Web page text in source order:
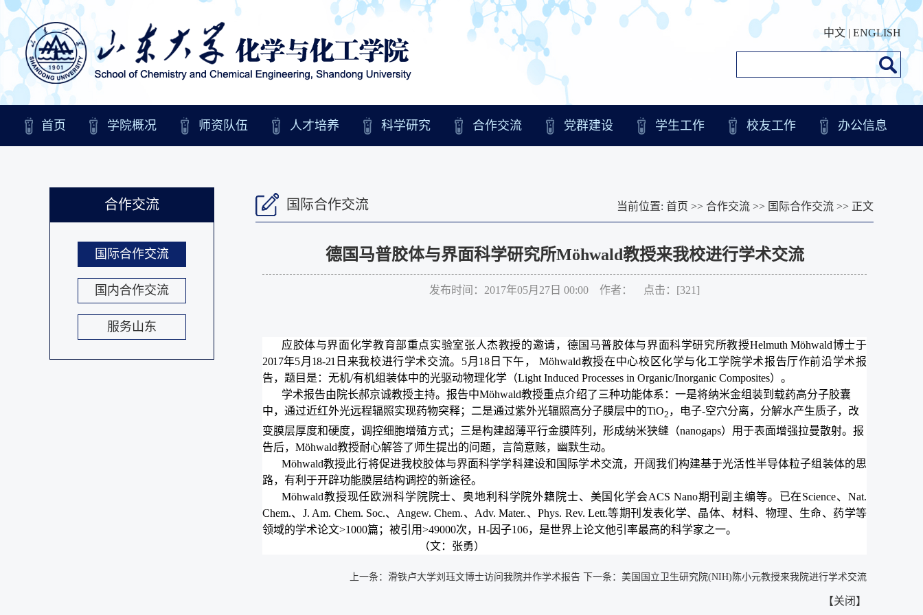
中文 | ENGLISH
首页 学院概况 师资队伍 人才培养 科学研究 合作交流 党群建设 学生工作 校友工作 办公信息
合作交流
国际合作交流
国内合作交流
服务山东
国际合作交流 当前位置: 首页 >> 合作交流 >> 国际合作交流 >> 正文
德国马普胶体与界面科学研究所Möhwald教授来我校进行学术交流
发布时间：2017年05月27日 00:00 作者： 点击：[321]
应胶体与界面化学教育部重点实验室张人杰教授的邀请，德国马普胶体与界面科学研究所教授Helmuth Möhwald博士于
2017年5月18-21日 来我校进行学术交流。 5月18日下午， Möhwald教授在中心校区化学与化工学院学术报告厅作前沿学术报
告， 题目是： 无机/有机组装体中的光驱动物理化学 （Light Induced Processes in Organic/Inorganic Composites）。
学术报告由 院长郝京诚教授主持。报告中Möhwald教授重点介绍了 三种功能体系： 一是将纳米金组装到 载药高分子胶囊
中， 通过近红外光远程辐照实现药物突释； 二是通过紫外光辐照高分子膜层中的TiO2 ，电子-空穴分离，分解水产生质子，改
变膜层厚度和硬度，调控细胞增殖方式；三是构建超薄平行金膜阵列 ，形成纳米狭缝（nanogaps） 用于表面增强拉曼散射。报
告后，Möhwald教授耐心解答了师生提出的问题，言简意赅，幽默生动。
Möhwald教授此行将促进我校胶体与界面科学学科建设和 国际学术交流，开阔我们构建基于光活性半导体粒子组装体的思
路， 有利于开辟功能膜层结构调控的新途径。
Möhwald教授现任欧洲科学院院士、奥地利科学院外籍院士、美国化学会ACS Nano期刊副主编等。已在Science、Nat.
Chem.、J. Am. Chem. Soc.、Angew. Chem.、Adv. Mater.、Phys. Rev. Lett.等期刊发表化学、晶体、材料、物理、生命、药学等
领域的学术论文>1000篇；被引用>49000次，H-因子106，是世界上论文他引率最高的科学家之一。
（文：张勇）
上一条： 滑铁卢大学刘珏文博士访问我院并作学术报告 下一条： 美国国立卫生研究院(NIH)陈小元教授来我院进行学术交流
【关闭 】